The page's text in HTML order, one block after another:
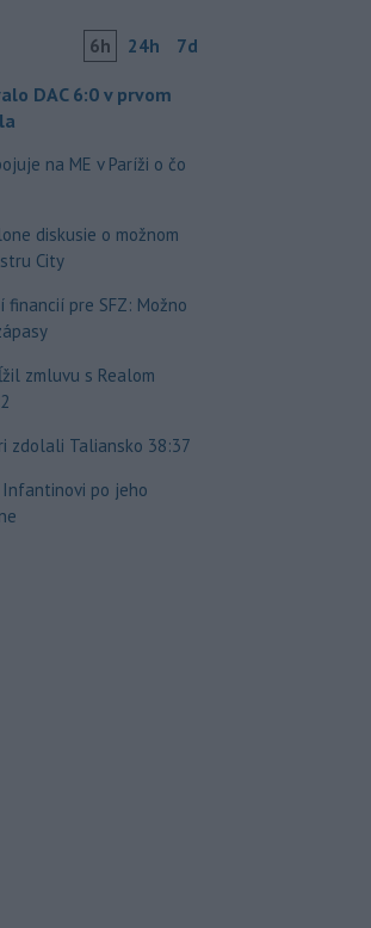
6h 24h 7d
DAC 6:0 v prvom
na ME v Paríži o čo
diskusie o možnom
City
financií pre SFZ: Možno
zmluvu s Realom
zdolali Taliansko 38:37
po jeho